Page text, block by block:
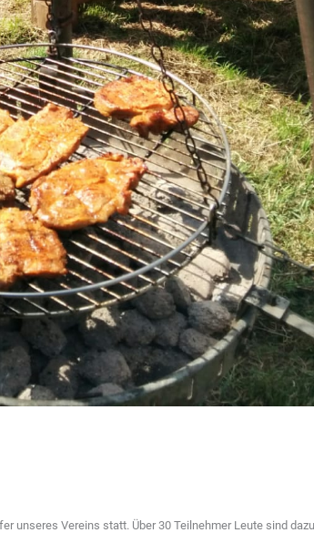
unseres Vereins statt. Über 30 Teilnehmer Leute sind dazu